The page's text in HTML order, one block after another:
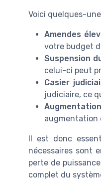
Voici quelques-
Amendes
votre budget
Suspension
celui-ci peut
Casier
judiciaire, ce
augmentation
Il est donc
nécessaires sont
perte de
complet du